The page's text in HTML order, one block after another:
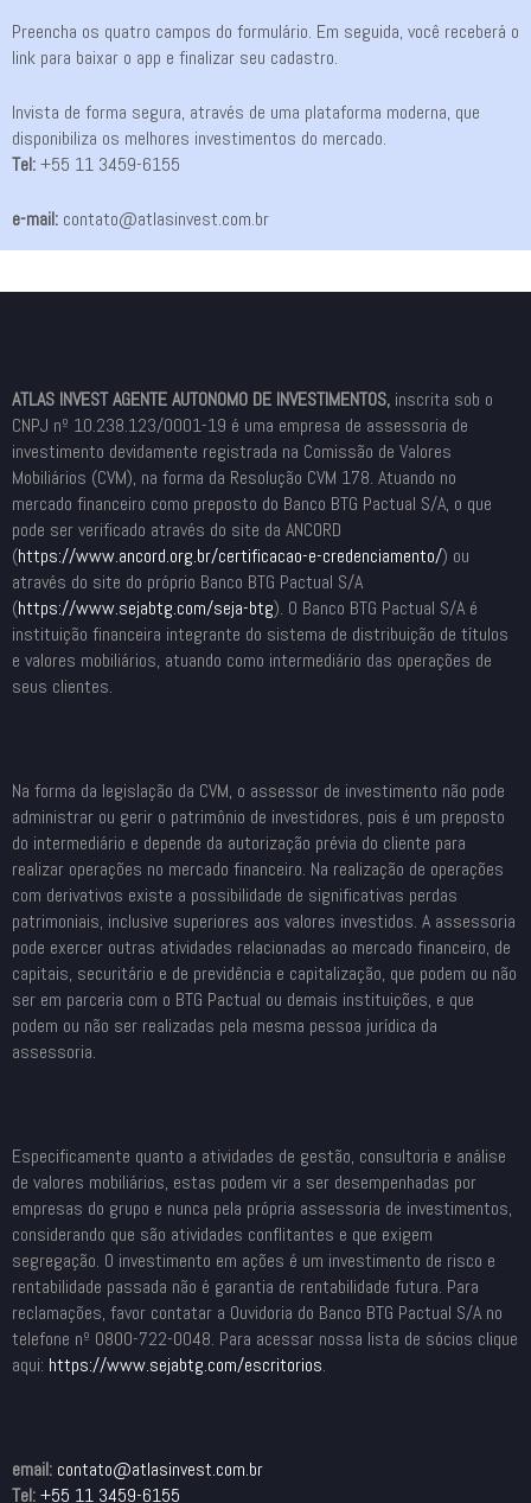
Preencha os quatro campos do formulário. Em seguida, você receberá o
link para baixar o app e finalizar seu cadastro.
Invista de forma segura, através de uma plataforma moderna, que
disponibiliza os melhores investimentos do mercado.
Tel:+55 11 3459-6155
e-mail: contato@atlasinvest.com.br
ATLAS INVEST AGENTE AUTONOMO DE INVESTIMENTOS, inscrita sob o
CNPJ nº 10.238.123/0001-19 é uma empresa de assessoria de
investimento devidamente registrada na Comissão de Valores
Mobiliários (CVM), na forma da Resolução CVM 178. Atuando no
mercado financeiro como preposto do Banco BTG Pactual S/A, o que
pode ser verificado através do site da ANCORD
(https://www.ancord.org.br/certificacao-e-credenciamento/) ou
através do site do próprio Banco BTG Pactual S/A
(https://www.sejabtg.com/seja-btg). O Banco BTG Pactual S/A é
instituição financeira integrante do sistema de distribuição de títulos
e valores mobiliários, atuando como intermediário das operações de
seus clientes.
Na forma da legislação da CVM, o assessor de investimento não pode
administrar ou gerir o patrimônio de investidores, pois é um preposto
do intermediário e depende da autorização prévia do cliente para
realizar operações no mercado financeiro. Na realização de operações
com derivativos existe a possibilidade de significativas perdas
patrimoniais, inclusive superiores aos valores investidos. A assessoria
pode exercer outras atividades relacionadas ao mercado financeiro, de
capitais, securitário e de previdência e capitalização, que podem ou não
ser em parceria com o BTG Pactual ou demais instituições, e que
podem ou não ser realizadas pela mesma pessoa jurídica da
assessoria.
Especificamente quanto a atividades de gestão, consultoria e análise
de valores mobiliários, estas podem vir a ser desempenhadas por
empresas do grupo e nunca pela própria assessoria de investimentos,
considerando que são atividades conflitantes e que exigem
segregação. O investimento em ações é um investimento de risco e
rentabilidade passada não é garantia de rentabilidade futura. Para
reclamações, favor contatar a Ouvidoria do Banco BTG Pactual S/A no
telefone nº 0800-722-0048. Para acessar nossa lista de sócios clique
aqui: https://www.sejabtg.com/escritorios.
email: contato@atlasinvest.com.br
Tel:+55 11 3459-6155